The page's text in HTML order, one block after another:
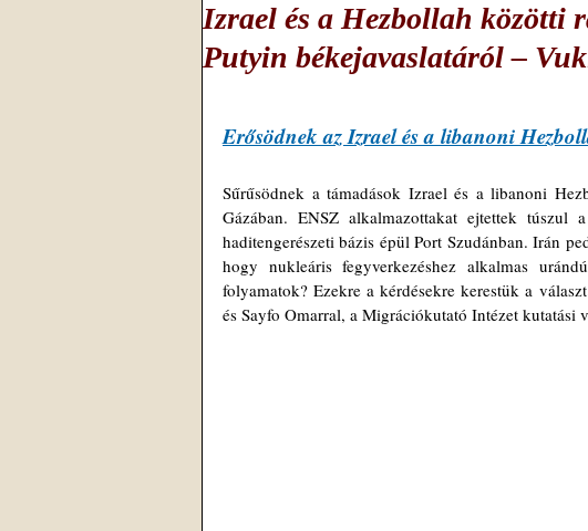
Izrael és a Hezbollah közötti
Putyin békejavaslatáról –
Erősödnek az Izrael és a libanoni
Sűrűsödnek a támadások Izrael és a libanoni
Gázában. ENSZ alkalmazottakat ejtettek
haditengerészeti bázis épül Port Szudánban. Irán
hogy nukleáris fegyverkezéshez alkalmas
folyamatok? Ezekre a kérdésekre kerestük a
és Sayfo Omarral, a Migrációkutató Intézet kutatási